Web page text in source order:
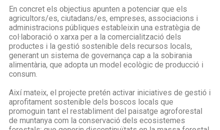
En concret els objectius apunten a potenciar que els
agricultors/es, ciutadans/es, empreses, associacions i
administracions públiques estableixin una estratègia de
col·laboració o xarxa per a la comercialització dels
productes i la gestió sostenible dels recursos locals,
generant un sistema de governança cap a la sobirania
alimentària, que adopta un model ecològic de producció i
consum.
Així mateix, el projecte pretén activar iniciatives de gestió i
aprofitament sostenible dels boscos locals que
promoguin tant el restabliment del paisatge agroforestal
de muntanya com la conservació dels ecosistemes